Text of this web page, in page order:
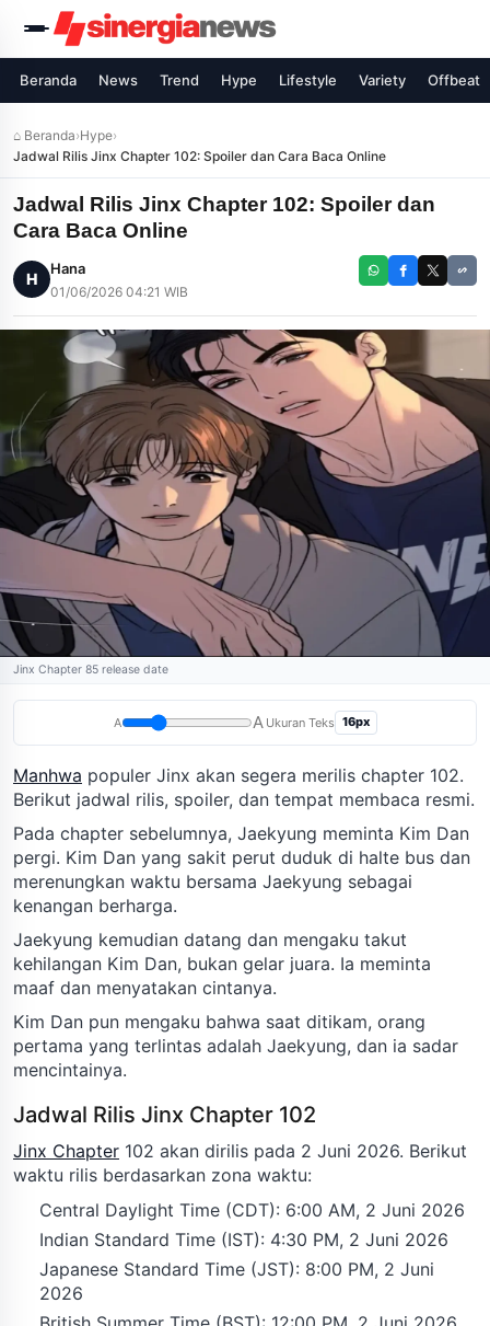
Beranda News Trend Hype Lifestyle Variety Offbeat
⌂ Beranda›Hype›
Jadwal Rilis Jinx Chapter 102: Spoiler dan Cara Baca Online
Jadwal Rilis Jinx Chapter 102: Spoiler dan
Cara Baca Online
H
Hana
01/06/2026 04:21 WIB
Jinx Chapter 85 release date
A A Ukuran Teks 16px
Manhwa populer Jinx akan segera merilis chapter 102.
Berikut jadwal rilis, spoiler, dan tempat membaca resmi.
Pada chapter sebelumnya, Jaekyung meminta Kim Dan
pergi. Kim Dan yang sakit perut duduk di halte bus dan
merenungkan waktu bersama Jaekyung sebagai
kenangan berharga.
Jaekyung kemudian datang dan mengaku takut
kehilangan Kim Dan, bukan gelar juara. Ia meminta
maaf dan menyatakan cintanya.
Kim Dan pun mengaku bahwa saat ditikam, orang
pertama yang terlintas adalah Jaekyung, dan ia sadar
mencintainya.
Jadwal Rilis Jinx Chapter 102
Jinx Chapter 102 akan dirilis pada 2 Juni 2026. Berikut
waktu rilis berdasarkan zona waktu:
Central Daylight Time (CDT): 6:00 AM, 2 Juni 2026
Indian Standard Time (IST): 4:30 PM, 2 Juni 2026
Japanese Standard Time (JST): 8:00 PM, 2 Juni
2026